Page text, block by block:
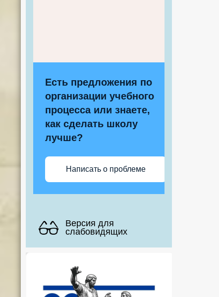
Есть предложения по
организации учебного
процесса или знаете,
как сделать школу
лучше?
Написать о проблеме
Версия для
слабовидящих